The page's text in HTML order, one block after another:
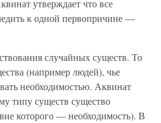
утверждает что все
к одной первопричине —
случайных существ. То
(например людей), чье
необходимостью. Аквинат
типу существ существо
которого — необходимость). В